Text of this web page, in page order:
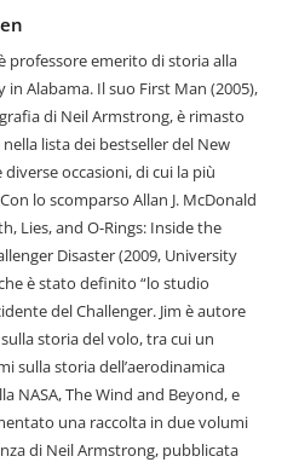
professore emerito di storia alla
in Alabama. Il suo First Man (2005),
di Neil Armstrong, è rimasto
lista dei bestseller del New
occasioni, di cui la più
lo scomparso Allan J. McDonald
Lies, and O-Rings: Inside the
Disaster(2009, University
è stato definito “lo studio
delChallenger. Jim è autore
storia del volo, tra cui un
sulla storia dell’aerodinamica
NASA,The Wind and Beyond, e
una raccolta in due volumi
di Neil Armstrong, pubblicata